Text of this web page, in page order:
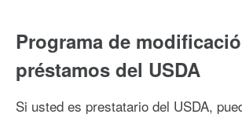
Programa de
préstamos del USDA
Si usted es prestatario del USDA,